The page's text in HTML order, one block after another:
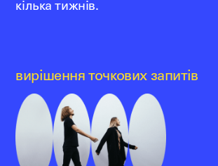
кілька тижнів.
вирішення точкових запитів